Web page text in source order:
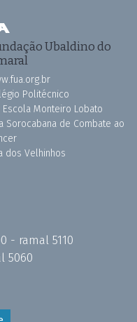
Ubaldino do
Politécnico
Escola Monteiro Lobato
Sorocabana de Combate ao
dos Velhinhos
- ramal 5110
5060